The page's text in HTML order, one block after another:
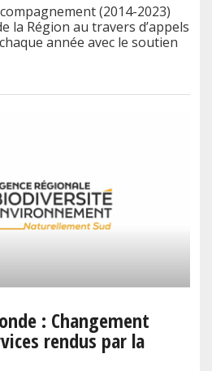
(2014-2023)
la Région au travers d’appels
année avec le soutien
: Changement
rendus par la